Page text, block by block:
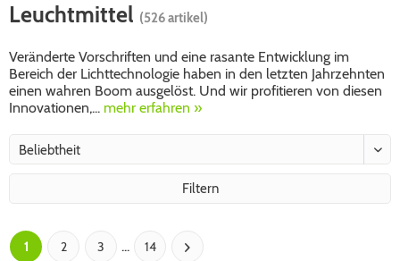
Leuchtmittel (526 artikel)
Veränderte Vorschriften und eine rasante Entwicklung im
Bereich der Lichttechnologie haben in den letzten Jahrzehnten
einen wahren Boom ausgelöst. Und wir profitieren von diesen
Innovationen,... mehr erfahren »
Filtern
1 2 3 ... 14